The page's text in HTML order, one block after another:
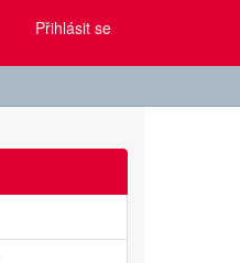
Přihlásit se